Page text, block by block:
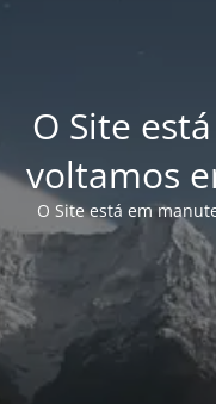
O Site
voltamos
O Site está em